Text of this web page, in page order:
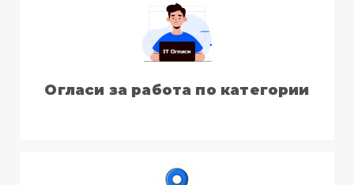
Огласи за работа по категории